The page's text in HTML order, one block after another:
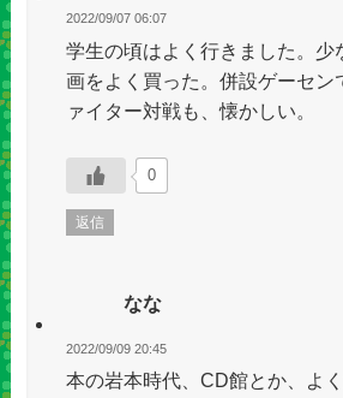
2022/09/07 06:07
学生の頃はよく行きました。少
画をよく買った。併設ゲーセン
ァイター対戦も、懐かしい。
0
返信
なな
2022/09/09 20:45
本の岩本時代、CD館とか、よ